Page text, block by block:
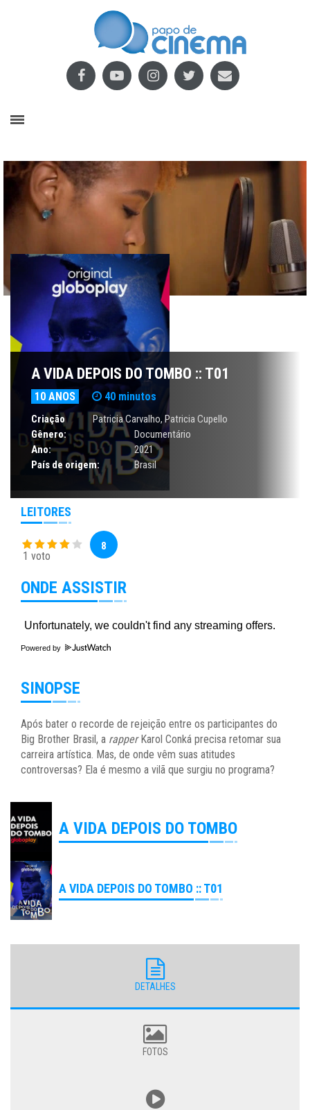
A VIDA DEPOIS DO TOMBO :: T01
10 ANOS 40 minutos
Criação
Patricia Carvalho, Patricia Cupello
Gênero:
Documentário
Ano:
2021
País de origem:
Brasil
LEITORES
1 voto
8
ONDE ASSISTIR
Powered by
SINOPSE
Após bater o recorde de rejeição entre os participantes do
Big Brother Brasil, a rapperKarol Conká precisa retomar sua
carreira artística. Mas, de onde vêm suas atitudes
controversas? Ela é mesmo a vilã que surgiu no programa?
A VIDA DEPOIS DO TOMBO
A VIDA DEPOIS DO TOMBO :: T01
DETALHES
FOTOS